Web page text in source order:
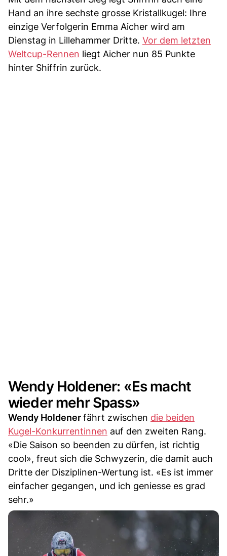
Hand an ihre sechste grosse Kristallkugel: Ihre
einzige Verfolgerin Emma Aicher wird am
Dienstag in Lillehammer Dritte. Vor dem letzten
Weltcup-Rennen liegt Aicher nun 85 Punkte
hinter Shiffrin zurück.
Wendy Holdener: «Es macht
wieder mehr Spass»
Wendy Holdenerfährt zwischen die beiden
Kugel-Konkurrentinnen auf den zweiten Rang.
«Die Saison so beenden zu dürfen, ist richtig
cool», freut sich die Schwyzerin, die damit auch
Dritte der Disziplinen-Wertung ist. «Es ist immer
einfacher gegangen, und ich geniesse es grad
sehr.»